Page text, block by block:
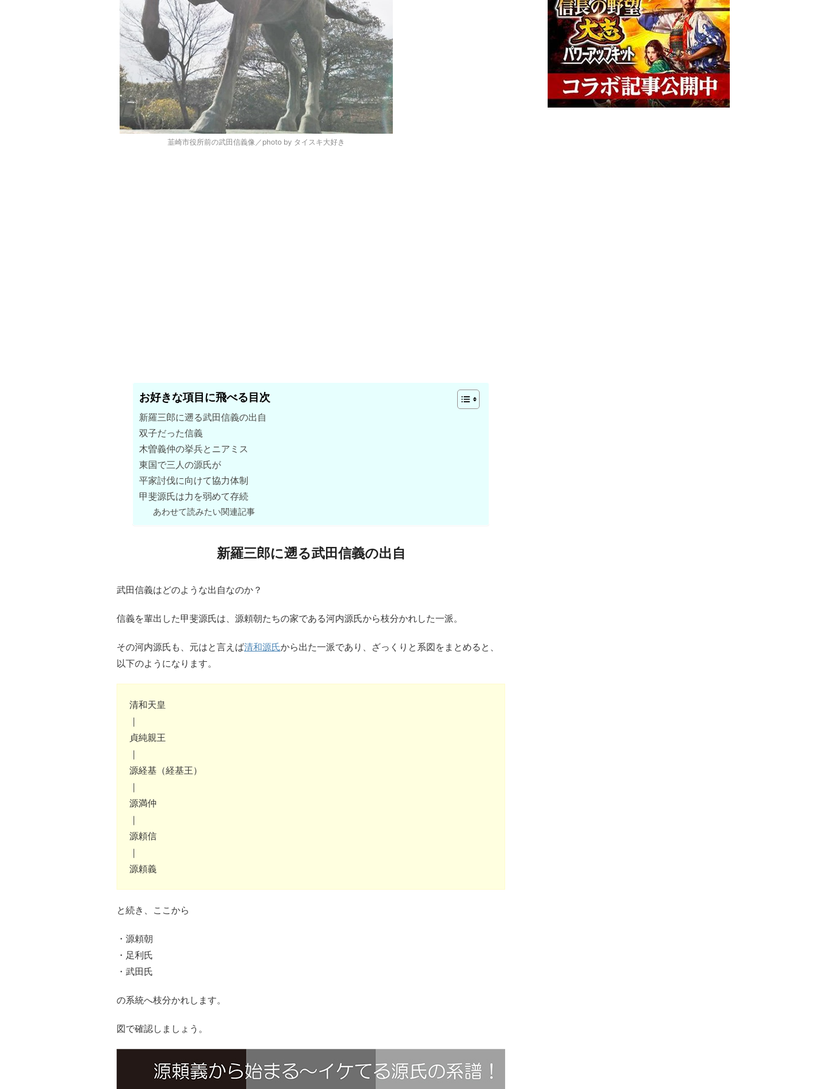
韮崎市役所前の武田信義像／photo by タイスキ大好き
お好きな項目に飛べる目次
新羅三郎に遡る武田信義の出自
双子だった信義
木曽義仲の挙兵とニアミス
東国で三人の源氏が
平家討伐に向けて協力体制
甲斐源氏は力を弱めて存続
あわせて読みたい関連記事
新羅三郎に遡る武田信義の出自
武田信義はどのような出自なのか？
信義を輩出した甲斐源氏は、源頼朝たちの家である河内源氏から枝分かれした一派。
その河内源氏も、元はと言えば清和源氏から出た一派であり、ざっくりと系図をまとめると、
以下のようになります。
清和天皇
｜
貞純親王
｜
源経基（経基王）
｜
源満仲
｜
源頼信
｜
源頼義
と続き、ここから
・源頼朝
・足利氏
・武田氏
の系統へ枝分かれします。
図で確認しましょう。